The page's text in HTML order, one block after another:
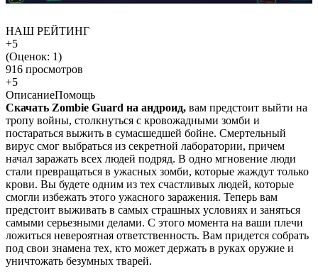
НАШ РЕЙТИНГ
+5
(Оценок: 1)
916 просмотров
+5
ОписаниеПомощь
Скачать Zombie Guard на андроид, вам предстоит выйти на
тропу войны, столкнуться с кровожадными зомби и
постараться выжить в сумасшедшей бойне. Смертельный
вирус смог выбраться из секретной лаборатории, причем
начал заражать всех людей подряд. В одно мгновение люди
стали превращаться в ужасных зомби, которые жаждут только
крови. Вы будете одним из тех счастливых людей, которые
смогли избежать этого ужасного заражения. Теперь вам
предстоит выживать в самых страшных условиях и заняться
самыми серьезными делами. С этого момента на ваши плечи
ложиться невероятная ответственность. Вам придется собрать
под свои знамена тех, кто может держать в руках оружие и
уничтожать безумных тварей.